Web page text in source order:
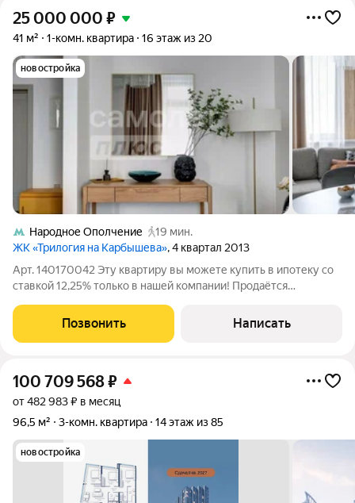
25 000 000 ₽
41 м² 1-комн. квартира 16 этаж из 20
новостройка
Народное Ополчение
19 мин.
ЖК «Трилогия на Карбышева», 4 квартал 2013
Арт. 140170042 Эту квартиру вы можете купить в ипотеку со
ставкой 12,25% только в нашей компании! Продаётся
комфорта в престижном районе! Ищете квартиру, в которую
можно заехать и сразу жить без
Позвонить Написать
100 709 568₽
от 482 983 ₽ в месяц
96,5 м²
3-комн. квартира 14 этаж из 85
новостройка